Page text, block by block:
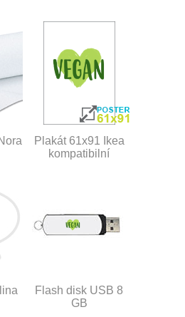
Plakát 61x91 Ikea
kompatibilní
Flash disk USB 8
GB